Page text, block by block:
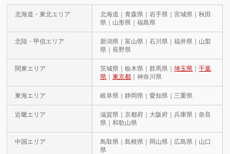
北海道・東北エリア
北海道｜青森県｜岩手県｜宮城県｜秋田
県｜山形県｜福島県
北陸・甲信エリア
新潟県｜富山県｜石川県｜福井県｜山梨
県｜長野県
関東エリア 茨城県｜栃木県｜群馬県｜埼玉県 ｜千葉
県 ｜東京都 ｜神奈川県
東海エリア 岐阜県｜静岡県｜愛知県｜三重県
近畿エリア
滋賀県｜京都府｜大阪府｜兵庫県｜奈良
県｜和歌山県
中国エリア
鳥取県｜島根県｜岡山県｜広島県｜山口
県